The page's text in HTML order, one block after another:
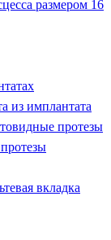
размером 16
из имплантата
протезы
вкладка